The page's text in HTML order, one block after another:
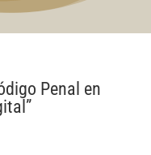
Penal en